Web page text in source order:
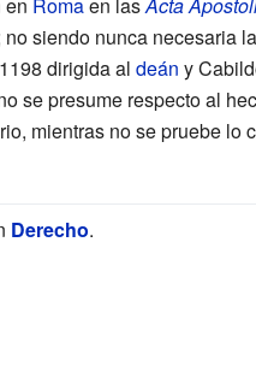
siendo nunca necesaria
dirigida al deán y
se presume respecto al
mientras no se pruebe lo
Derecho.